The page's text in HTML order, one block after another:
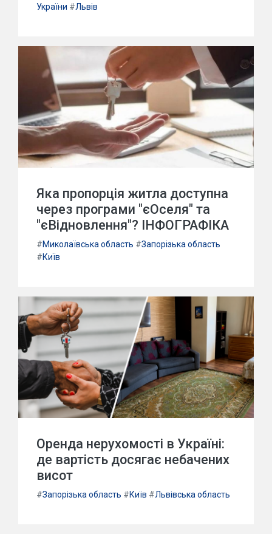
України #Львів
Яка пропорція житла доступна
через програми "єОселя" та
"єВідновлення"? ІНФОГРАФІКА
#Миколаївська область #Запорізька область
#Київ
Оренда нерухомості в Україні:
де вартість досягає небачених
висот
#Запорізька область #Київ #Львівська область